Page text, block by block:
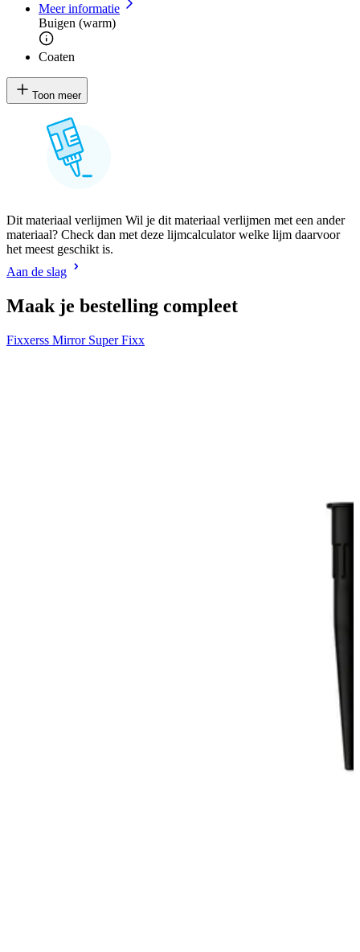
Meer informatie
Buigen (warm)
Coaten
Toon meer
Dit materiaal verlijmen Wil je dit materiaal verlijmen met een ander
materiaal? Check dan met deze lijmcalculator welke lijm daarvoor
het meest geschikt is.
Aan de slag
Maak je bestelling compleet
Fixxerss Mirror Super Fixx